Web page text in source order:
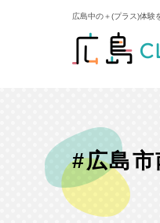
広島中の＋(プラス)体験
#広島市